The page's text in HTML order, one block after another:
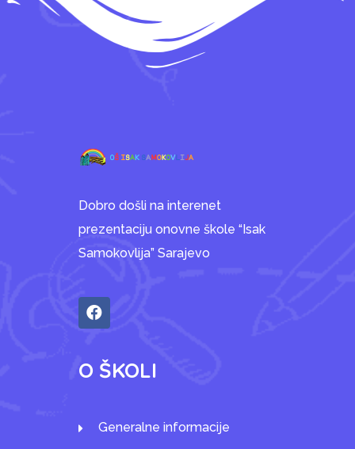
Dobro došli na interenet
prezentaciju onovne škole “Isak
Samokovlija” Sarajevo
O ŠKOLI
Generalne informacije